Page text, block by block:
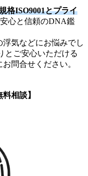
格ISO9001とプライ
安心と信頼のDNA鑑
気などにお悩みでし
とご安心いただける
問合せください。
相談】